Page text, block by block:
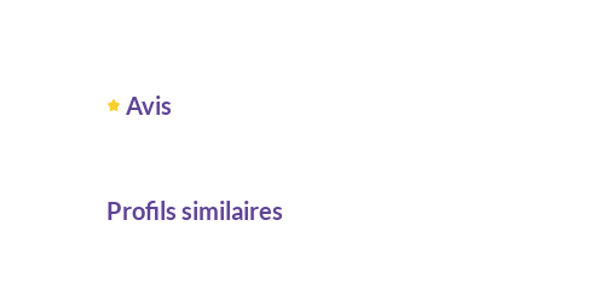
Avis
Profils similaires